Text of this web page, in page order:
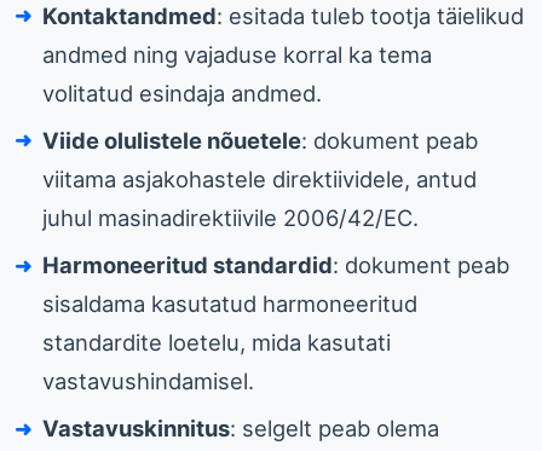
Kontaktandmed: esitada tuleb tootja täielikud
andmed ning vajaduse korral ka tema
volitatud esindaja andmed.
Viide olulistele nõuetele: dokument peab
viitama asjakohastele direktiividele, antud
juhul masinadirektiivile 2006/42/EC.
Harmoneeritud standardid: dokument peab
sisaldama kasutatud harmoneeritud
standardite loetelu, mida kasutati
vastavushindamisel.
Vastavuskinnitus: selgelt peab olema